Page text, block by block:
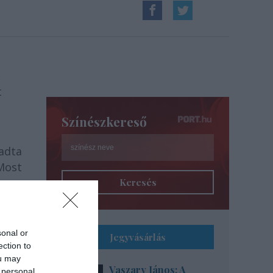
or
to
may
Színészkereső
Keresés
Jegyvásárlás
Vaszary János: A